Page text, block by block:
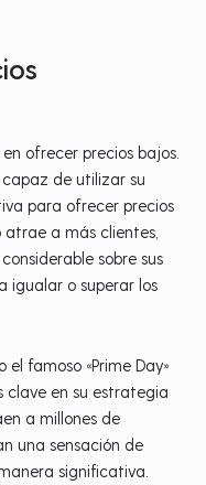
ofrecer precios bajos.
capaz de utilizar su
para ofrecer precios
a más clientes,
sobre sus
igualar o superar los
famoso «Prime Day»
en su estrategia
a millones de
una sensación de
significativa.